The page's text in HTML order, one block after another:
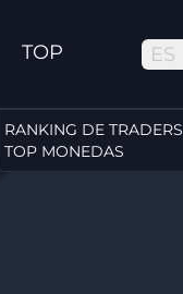
TOP
RANKING DE TRADERS
TOP MONEDAS
ES